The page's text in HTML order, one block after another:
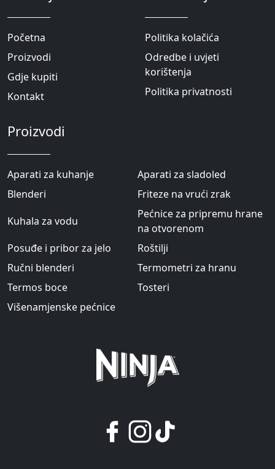
Početna
Proizvodi
Gdje kupiti
Kontakt
Politika kolačića
Odredbe i uvjeti
korištenja
Politika privatnosti
Proizvodi
Aparati za kuhanje
Aparati za sladoled
Blenderi
Friteze na vrući zrak
Kuhala za vodu
Pećnice za pripremu hrane
na otvorenom
Posuđe i pribor za jelo
Roštilji
Ručni blenderi
Termometri za hranu
Termos boce
Tosteri
Višenamjenske pećnice